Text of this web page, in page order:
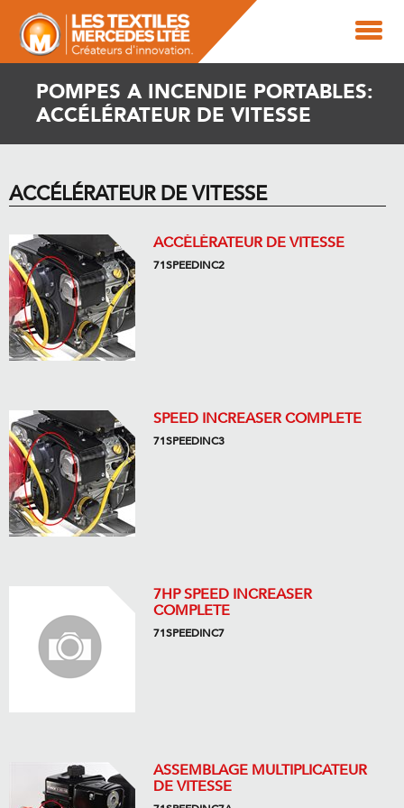
POMPES A INCENDIE PORTABLES:
ACCÉLÉRATEUR DE VITESSE
ACCÉLÉRATEUR DE VITESSE
ACCÉLÉRATEUR DE VITESSE
71SPEEDINC2
SPEED INCREASER COMPLETE
71SPEEDINC3
7HP SPEED INCREASER
COMPLETE
71SPEEDINC7
ASSEMBLAGE MULTIPLICATEUR
DE VITESSE